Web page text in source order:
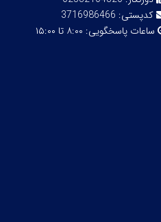
کدپستی: 3716986466
ساعات پاسخگویی: ۸:۰۰ تا ۱۵:۰۰